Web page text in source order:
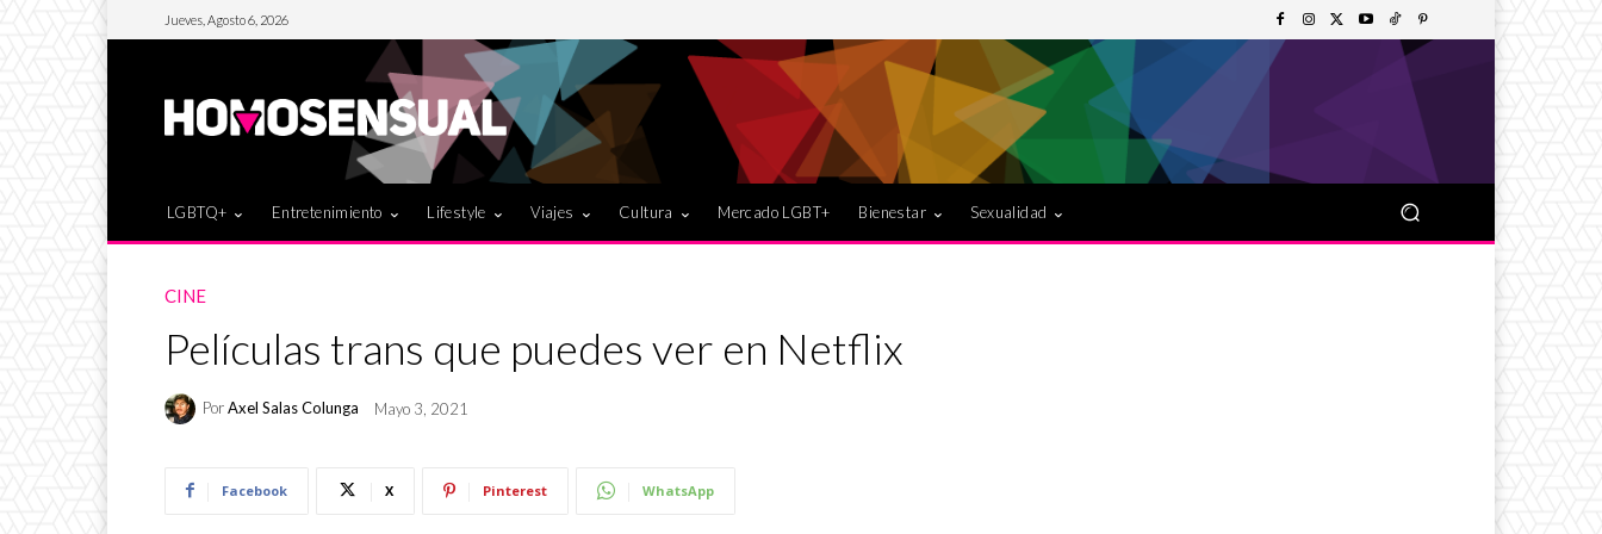
Jueves, Agosto 6, 2026
LGBTQ+ Entretenimiento Lifestyle Viajes Cultura Mercado LGBT+ Bienestar Sexualidad
CINE
Películas trans que puedes ver en Netflix
PorAxel Salas Colunga Mayo 3, 2021
Facebook X Pinterest WhatsApp